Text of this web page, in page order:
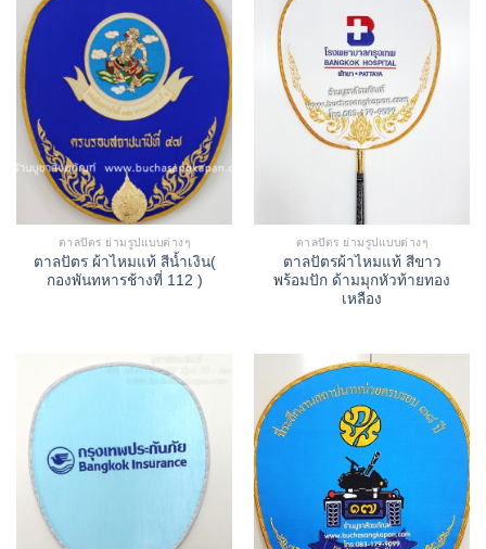
ตาลปัตร ย่ามรูปแบบต่างๆ
ตาลปัตร ผ้าไหมแท้ สีน้ำเงิน(
กองพันทหารช้างที่ 112 )
ตาลปัตร ย่ามรูปแบบต่างๆ
ตาลปัตรผ้าไหมแท้ สีขาว
พร้อมปัก ด้ามมุกหัวท้ายทอง
เหลือง